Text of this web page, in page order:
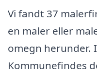
Vi fandt 37
en maler eller
omegn herunder.
Kommunefindes